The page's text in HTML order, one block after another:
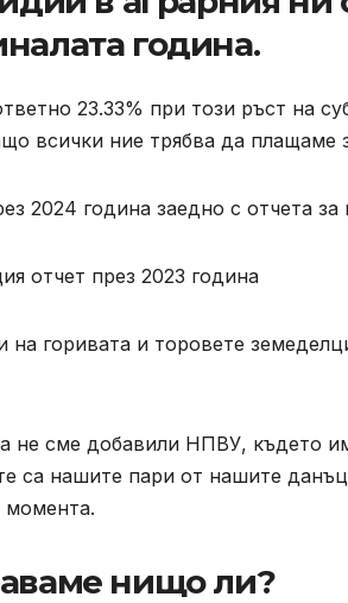
година.
23.33% при този ръст на
всички ние трябва да плащаме
2024 година заедно с отчета
отчет през 2023 година
на горивата и торовете
не сме добавили НПВУ, където
са нашите пари от нашите
нищо ли?